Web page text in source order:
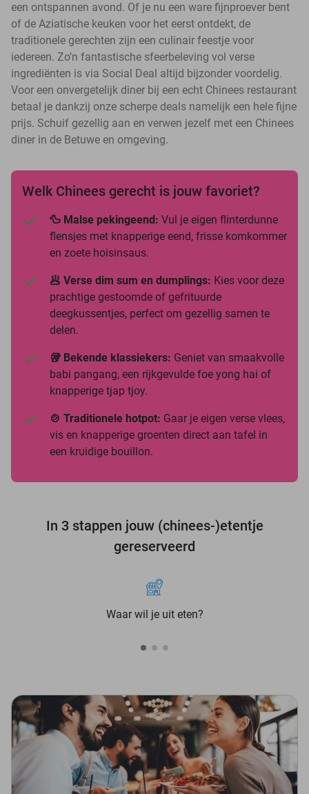
een ontspannen avond. Of je nu een ware fijnproever bent
of de Aziatische keuken voor het eerst ontdekt, de
traditionele gerechten zijn een culinair feestje voor
iedereen. Zo’n fantastische sfeerbeleving vol verse
ingrediënten is via Social Deal altijd bijzonder voordelig.
Voor een onvergetelijk diner bij een echt Chinees restaurant
betaal je dankzij onze scherpe deals namelijk een hele fijne
prijs. Schuif gezellig aan en verwen jezelf met een Chinees
diner in de Betuwe en omgeving.
Welk Chinees gerecht is jouw favoriet?
🦆 Malse pekingeend: Vul je eigen flinterdunne
flensjes met knapperige eend, frisse komkommer
en zoete hoisinsaus.
🥟 Verse dim sum en dumplings: Kies voor deze
prachtige gestoomde of gefrituurde
deegkussentjes, perfect om gezellig samen te
delen.
🥡 Bekende klassiekers: Geniet van smaakvolle
babi pangang, een rijkgevulde foe yong hai of
knapperige tjap tjoy.
🍲 Traditionele hotpot: Gaar je eigen verse vlees,
vis en knapperige groenten direct aan tafel in
een kruidige bouillon.
In 3 stappen jouw (chinees-)etentje
gereserveerd
Waar wil je uit eten?